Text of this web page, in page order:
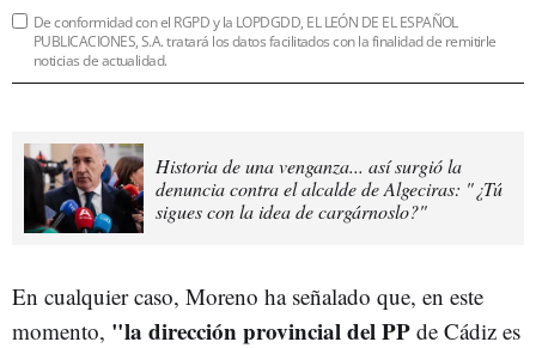
De conformidad con el RGPD y la LOPDGDD, EL LEÓN DE EL ESPAÑOL
PUBLICACIONES, S.A. tratará los datos facilitados con la finalidad de remitirle
noticias de actualidad.
Historia de una venganza... así surgió la
denuncia contra el alcalde de Algeciras: "¿Tú
sigues con la idea de cargárnoslo?"
En cualquier caso, Moreno ha señalado que, en este
momento, "la dirección provincial del PP de Cádiz es